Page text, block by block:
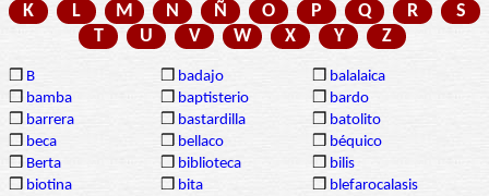
K
L M N Ñ O P Q R
S
T
U V W X Y Z
❒ B ❒ badajo ❒ balalaica
❒ bamba ❒ baptisterio ❒ bardo
❒ barrera ❒ bastardilla ❒ batolito
❒ beca ❒ bellaco ❒ béquico
❒ Berta ❒ biblioteca ❒ bilis
❒ biotina ❒ bita ❒ blefarocalasis